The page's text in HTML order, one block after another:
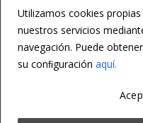
Utilizamos cookies
nuestros servicios
navegación. Puede
su conﬁguración aquí.